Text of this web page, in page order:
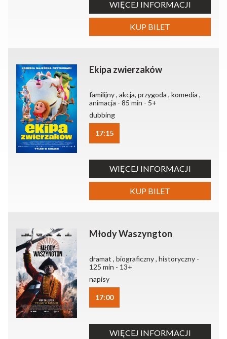
WIĘCEJ INFORMACJI
KUP BILET
Ekipa zwierzaków
familijny , akcja, przygoda , komedia ,
animacja - 85 min - 5+
dubbing
17:15
WIĘCEJ INFORMACJI
KUP BILET
Młody Waszyngton
dramat , biograficzny , historyczny -
125 min - 13+
napisy
17:00
WIĘCEJ INFORMACJI